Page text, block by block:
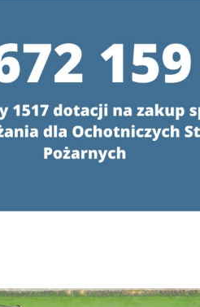
infolinię,
oraz wyjaśniać
poniedziałku do
godzinachod 8:00 do